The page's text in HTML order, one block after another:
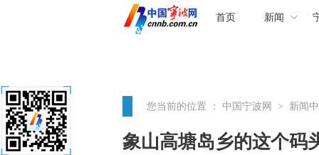
首页 新闻
您当前的位置 ： 中国宁波网 > 新闻
象山高塘岛乡的这个码